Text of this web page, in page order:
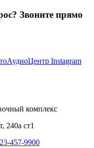
Звоните прямо
комплекс
240а ст1
457-9900